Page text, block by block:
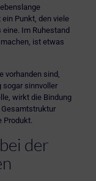
Punkt, den viele
Im Ruhestand
ist etwas
vorhanden sind,
sogar sinnvoller
wirkt die Bindung
Produkt.
der